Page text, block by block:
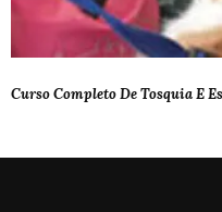
Curso Completo De Tosquia E